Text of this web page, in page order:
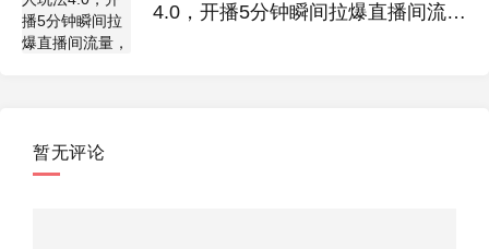
4.0，开播5分钟瞬间拉爆直播间流
暂无评论